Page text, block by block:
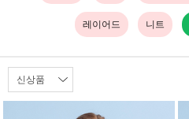
레이어드 니트